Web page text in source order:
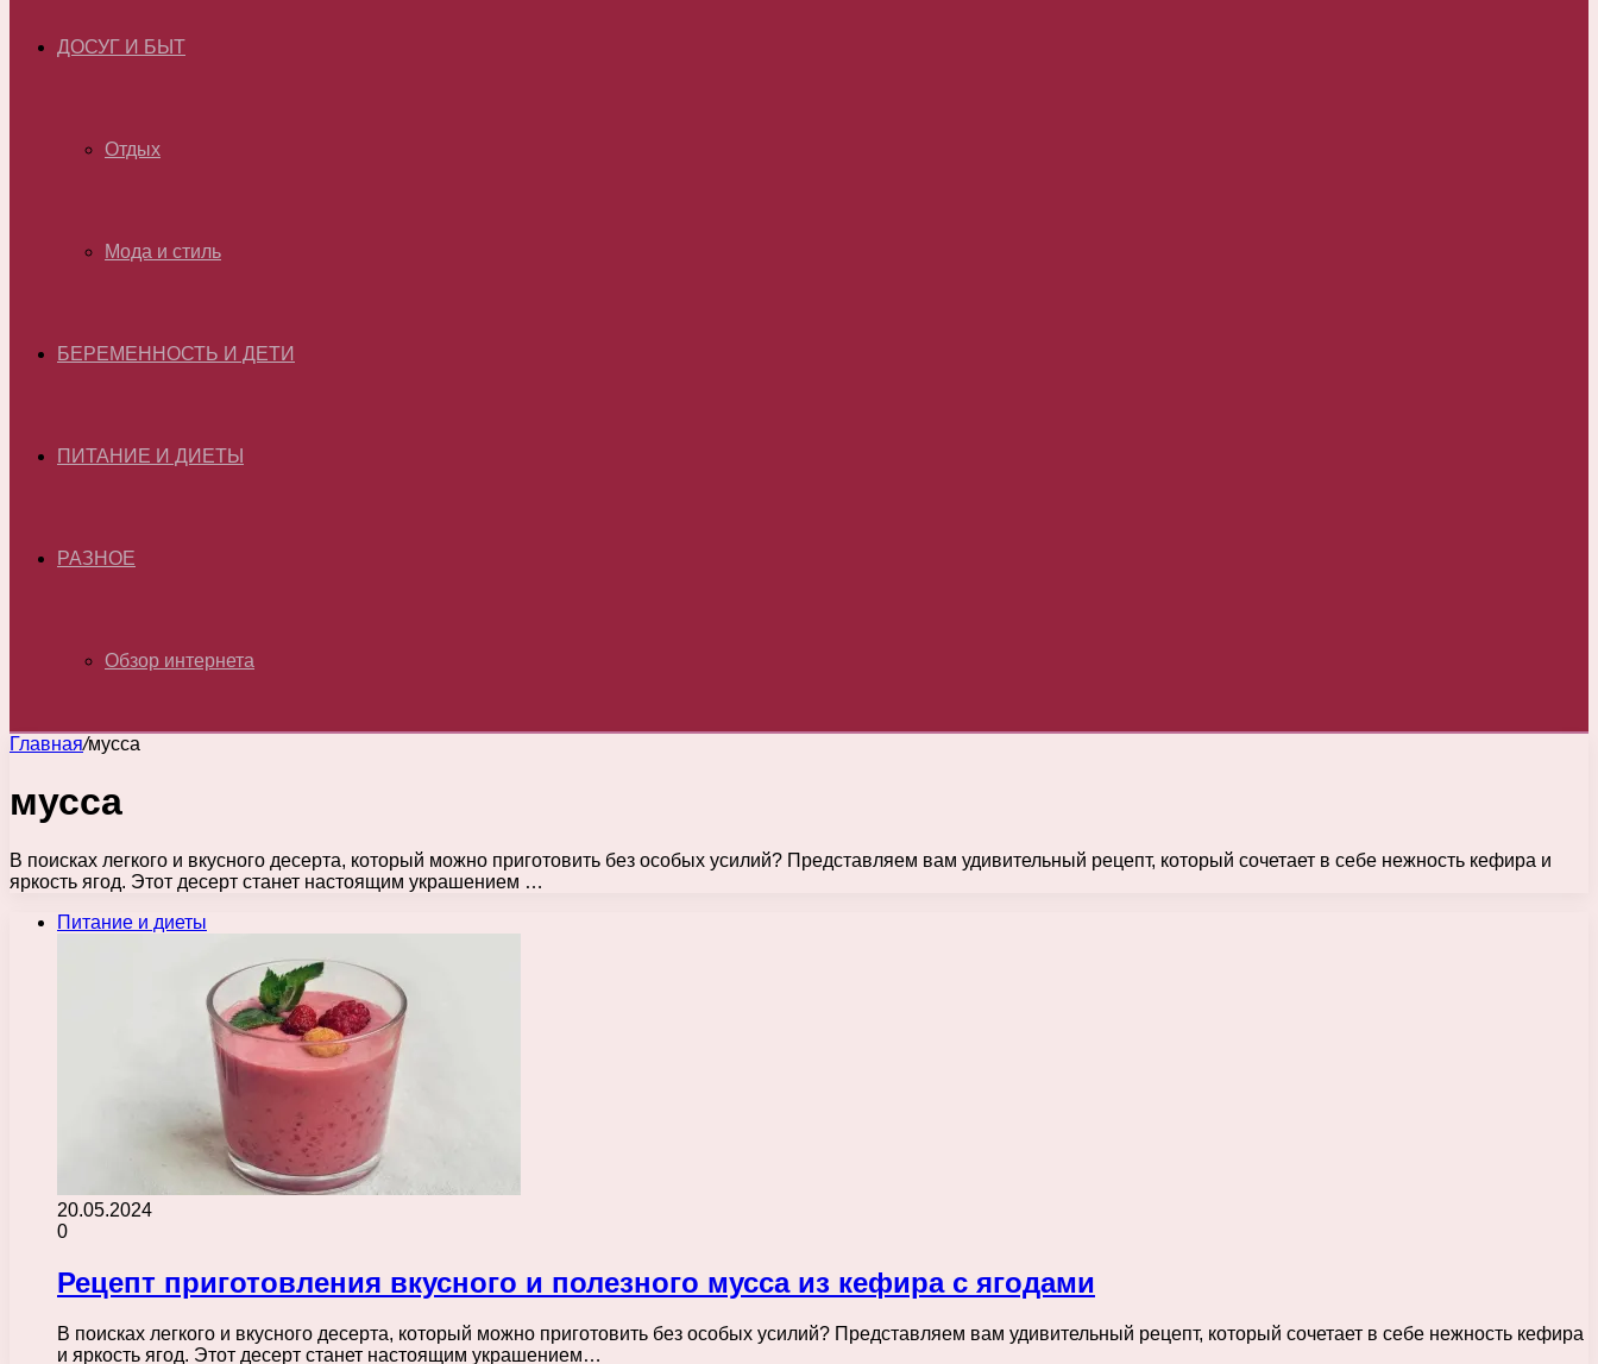
ДОСУГ И БЫТ
Отдых
Мода и стиль
БЕРЕМЕННОСТЬ И ДЕТИ
ПИТАНИЕ И ДИЕТЫ
РАЗНОЕ
Обзор интернета
Главная/мусса
мусса
В поисках легкого и вкусного десерта, который можно приготовить без особых усилий? Представляем вам удивительный рецепт, который сочетает в себе нежность кефира и
яркость ягод. Этот десерт станет настоящим украшением …
Питание и диеты
20.05.2024
0
Рецепт приготовления вкусного и полезного мусса из кефира с ягодами
В поисках легкого и вкусного десерта, который можно приготовить без особых усилий? Представляем вам удивительный рецепт, который сочетает в себе нежность кефира
и яркость ягод. Этот десерт станет настоящим украшением…